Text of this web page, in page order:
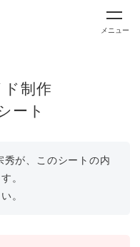
メニュー
ド制作
ート
秀が、このシートの内
。
。